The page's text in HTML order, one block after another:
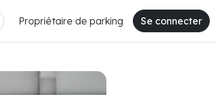
Propriétaire de parking Se connecter